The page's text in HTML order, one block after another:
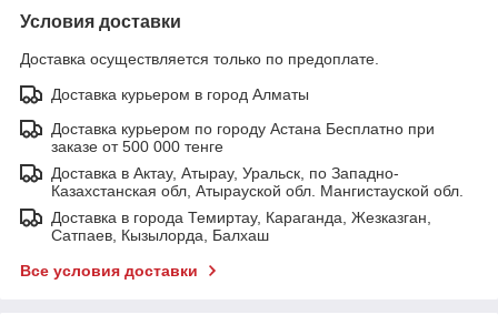
Условия доставки
Доставка осуществляется только по предоплате.
Доставка курьером в город Алматы
Доставка курьером по городу Астана Бесплатно при
заказе от 500 000 тенге
Доставка в Актау, Атырау, Уральск, по Западно-
Казахстанская обл, Атырауской обл. Мангистауской обл.
Доставка в города Темиртау, Караганда, Жезказган,
Сатпаев, Кызылорда, Балхаш
Все условия доставки